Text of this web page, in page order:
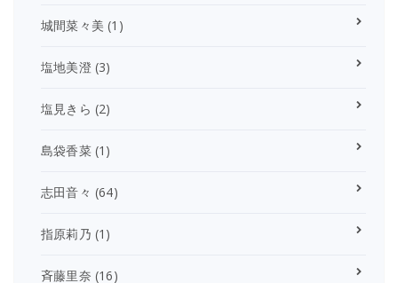
城間菜々美 (1)
塩地美澄(3)
塩見きら (2)
島袋香菜(1)
志田音々 (64)
指原莉乃 (1)
斉藤里奈 (16)